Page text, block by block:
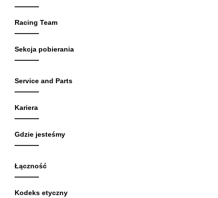
Racing Team
Sekcja pobierania
Service and Parts
Kariera
Gdzie jesteśmy
Łączność
Kodeks etyczny